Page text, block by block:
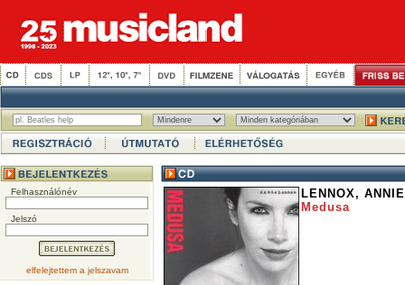
Felhasználónév
Jelszó
elfelejtettem a jelszavam
LENNOX, ANNIE
Medusa